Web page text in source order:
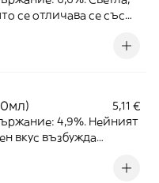
се отличава се със
5,11 €
4,9%. Нейният
вкус възбужда